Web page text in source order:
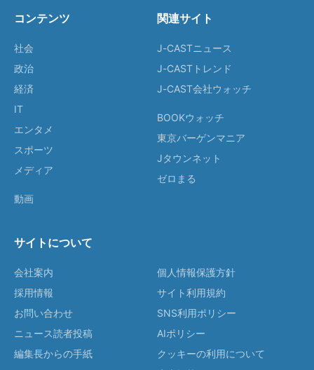
コンテンツ
社会
政治
経済
IT
エンタメ
スポーツ
メディア
動画
関連サイト
J-CASTニュース
J-CASTトレンド
J-CAST会社ウォッチ
BOOKウォッチ
東京バーゲンマニア
Jタウンネット
ゼロまる
サイトについて
会社案内
採用情報
お問い合わせ
ニュース読者投稿
編集長からの手紙
個人情報保護方針
サイト利用規約
SNS利用ポリシー
AIポリシー
クッキーの利用について